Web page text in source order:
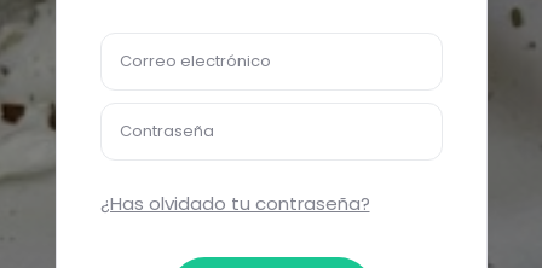
Correo electrónico
Contraseña
¿Has olvidado tu contraseña?